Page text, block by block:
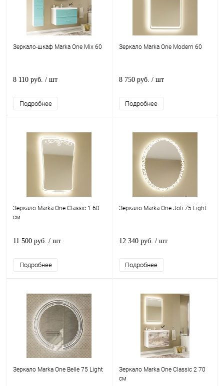
Зеркало-шкаф Marka One Mix 60
8 110 руб. / шт
Подробнее
Зеркало Marka One Modern 60
8 750 руб. / шт
Подробнее
Зеркало Marka One Classic 1 60
см
11 500 руб. / шт
Подробнее
Зеркало Marka One Joli 75 Light
12 340 руб. / шт
Подробнее
Зеркало Marka One Belle 75 Light
Зеркало Marka One Classic 2 70
см